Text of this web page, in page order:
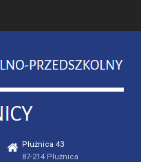
Płużnica 43
87-214 Płużnica